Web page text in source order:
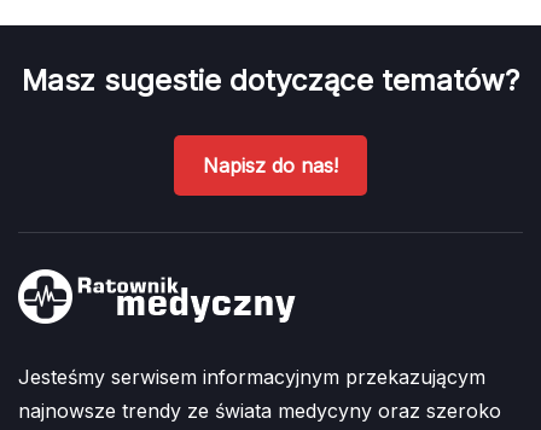
Masz sugestie dotyczące tematów?
Napisz do nas!
Jesteśmy serwisem informacyjnym przekazującym
najnowsze trendy ze świata medycyny oraz szeroko